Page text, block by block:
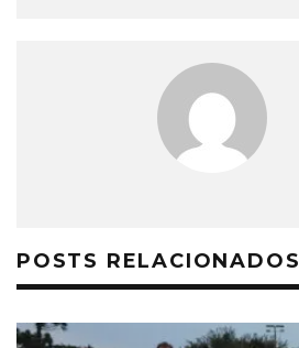
POSTS RELACIONADOS